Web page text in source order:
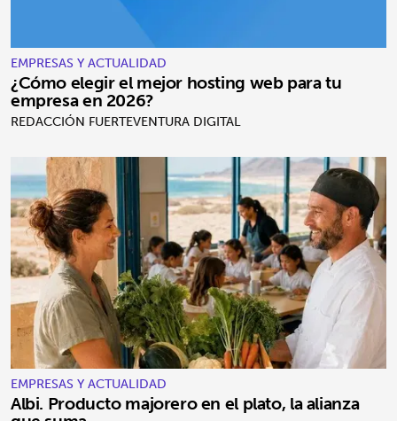
EMPRESAS Y ACTUALIDAD
¿Cómo elegir el mejor hosting web para tu
empresa en 2026?
REDACCIÓN FUERTEVENTURA DIGITAL
EMPRESAS Y ACTUALIDAD
Albi. Producto majorero en el plato, la alianza